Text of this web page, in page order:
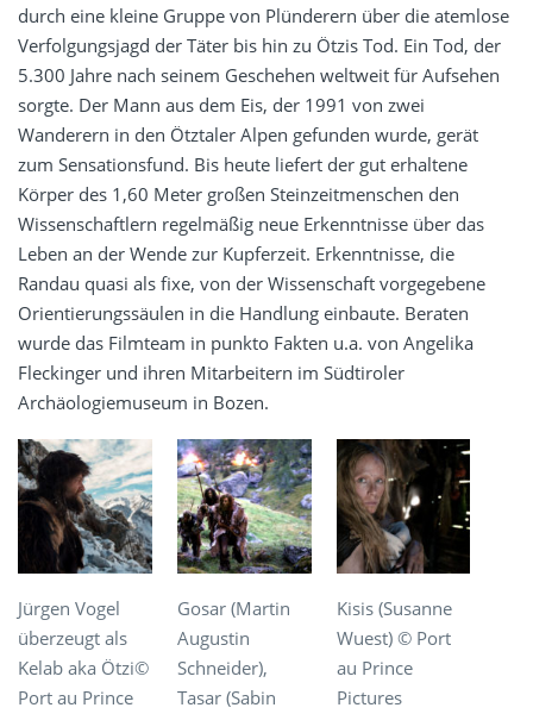
durch eine kleine Gruppe von Plünderern über die atemlose
Verfolgungsjagd der Täter bis hin zu Ötzis Tod. Ein Tod, der
5.300 Jahre nach seinem Geschehen weltweit für Aufsehen
sorgte. Der Mann aus dem Eis, der 1991 von zwei
Wanderern in den Ötztaler Alpen gefunden wurde, gerät
zum Sensationsfund. Bis heute liefert der gut erhaltene
Körper des 1,60 Meter großen Steinzeitmenschen den
Wissenschaftlern regelmäßig neue Erkenntnisse über das
Leben an der Wende zur Kupferzeit. Erkenntnisse, die
Randau quasi als fixe, von der Wissenschaft vorgegebene
Orientierungssäulen in die Handlung einbaute. Beraten
wurde das Filmteam in punkto Fakten u.a. von Angelika
Fleckinger und ihren Mitarbeitern im Südtiroler
Archäologiemuseum in Bozen.
Jürgen Vogel
überzeugt als
Kelab aka Ötzi©
Port au Prince
Gosar (Martin
Augustin
Schneider),
Tasar (Sabin
Kisis (Susanne
Wuest) © Port
au Prince
Pictures